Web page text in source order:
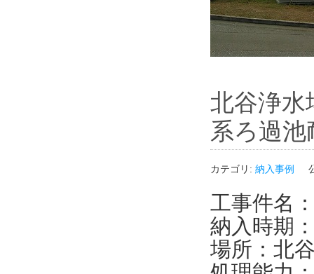
北谷浄水
系ろ過
カテゴリ: 納入事例
工事件名
納入時期
場所：北